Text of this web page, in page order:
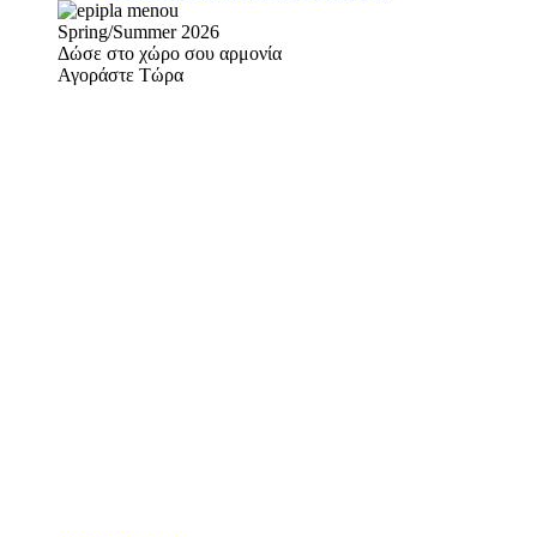
Spring/Summer 2026
Δώσε στο χώρο σου αρμονία
Αγοράστε Τώρα